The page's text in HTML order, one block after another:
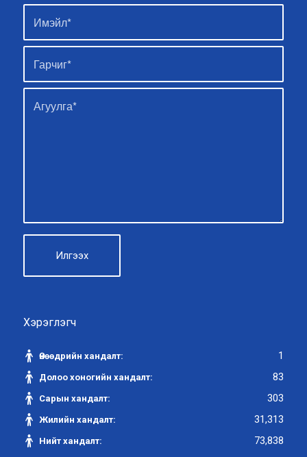
Хэрэглэгч
Өнөөдрийн хандалт: 1
Долоо хоногийн хандалт: 83
Сарын хандалт: 303
Жилийн хандалт: 31,313
Нийт хандалт: 73,838